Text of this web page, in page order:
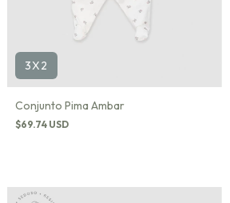
3X2
Conjunto Pima Ambar
$69.74 USD